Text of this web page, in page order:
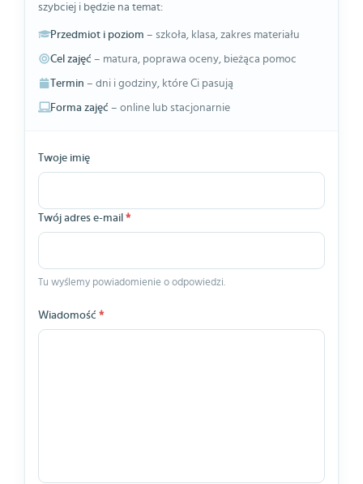
szybciej i będzie na temat:
Przedmiot i poziom – szkoła, klasa, zakres materiału
Cel zajęć – matura, poprawa oceny, bieżąca pomoc
Termin – dni i godziny, które Ci pasują
Forma zajęć – online lub stacjonarnie
Twoje imię
Twój adres e-mail *
Tu wyślemy powiadomienie o odpowiedzi.
Wiadomość *